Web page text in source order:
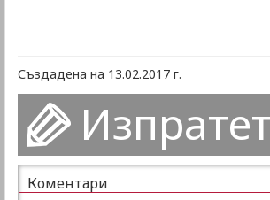
Създадена на 13.02.2017 г.
Коментари